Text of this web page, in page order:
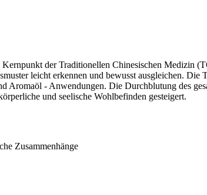
Kernpunkt der Traditionellen Chinesischen Medizin
leicht erkennen und bewusst ausgleichen.
- Anwendungen. Die Durchblutung des
und seelische Wohlbefinden gesteigert.
Zusammenhänge